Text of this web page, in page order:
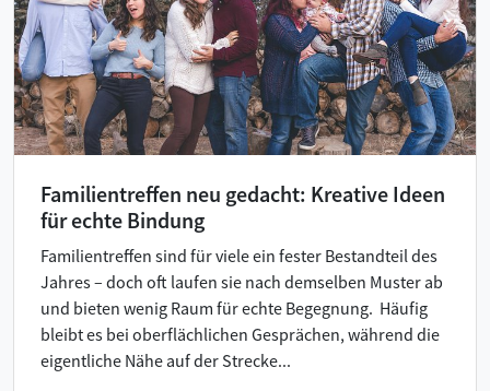
Familientreffen neu gedacht: Kreative Ideen
für echte Bindung
Familientreffen sind für viele ein fester Bestandteil des
Jahres – doch oft laufen sie nach demselben Muster ab
und bieten wenig Raum für echte Begegnung. Häufig
bleibt es bei oberflächlichen Gesprächen, während die
eigentliche Nähe auf der Strecke...